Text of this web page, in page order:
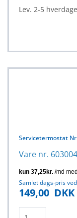
Lev. 2-5
Servicetermostat
Vare nr. 603004
Samlet dags-pris
149,00 DKK